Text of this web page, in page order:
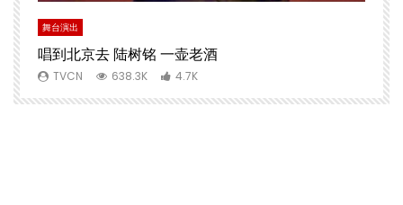
舞台演出
唱到北京去 陆树铭 一壶老酒
TVCN 638.3K 4.7K